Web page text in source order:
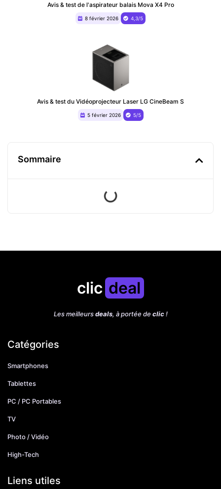
Avis & test de l'aspirateur balais Mova X4 Pro
8 février 2026 4,3/5
Avis & test du ‎Vidéoprojecteur Laser LG CineBeam S
5 février 2026 5/5
Sommaire
clic deal
Les meilleursdeals, à portée de clic!
Catégories
Smartphones
Tablettes
PC / PC Portables
TV
Photo / Vidéo
High-Tech
Liens utiles